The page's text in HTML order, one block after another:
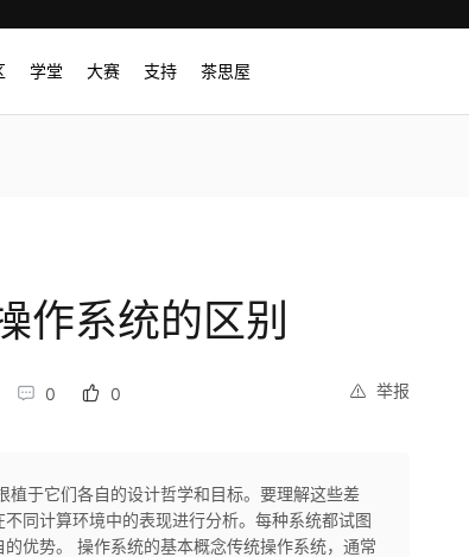
学堂 大赛 支持 茶思屋
作系统的区别
举报
0 0
植于它们各自的设计哲学和目标。要理解这些差
同计算环境中的表现进行分析。每种系统都试图
优势。 操作系统的基本概念传统操作系统，通常